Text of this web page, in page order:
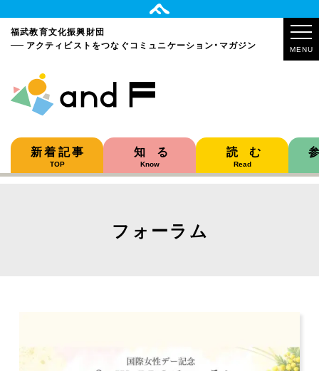
福武教育文化振興財団
アクティビストをつなぐコミュニケーション・マガジン MENU
新着記事
TOP
知る
Know
読む
Read
フォーラム